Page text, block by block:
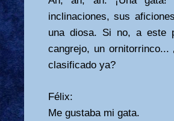
inclinaciones, sus
una diosa. Si no, a este
cangrejo, un
clasificado ya?
Félix:
Me gustaba mi gata.